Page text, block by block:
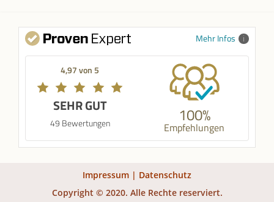
Mehr Infos
4,97 von 5
SEHR GUT
49 Bewertungen 100%
Empfehlungen
Impressum | Datenschutz
Copyright © 2020. Alle Rechte reserviert.